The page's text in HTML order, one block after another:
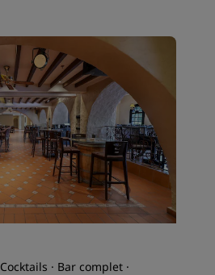
· Bar complet ·